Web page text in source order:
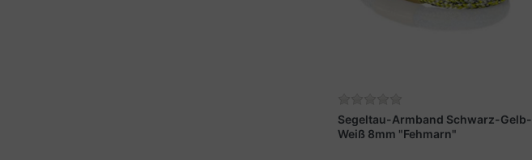
Segeltau-Armband Schwarz-Gelb-
Weiß 8mm "Fehmarn"